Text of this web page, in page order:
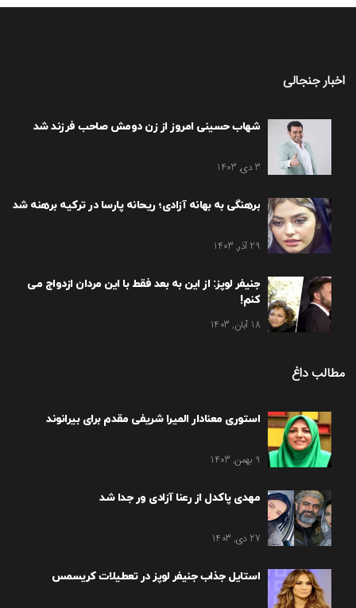
اخبار جنجالی
شهاب حسینی امروز از زن دومش صاحب فرزند شد
3 دی, 1403
برهنگی به بهانه آزادی؛ ریحانه پارسا در ترکیه برهنه شد
29 آذر, 1403
جنیفر لوپز: از این به بعد فقط با این مردان ازدواج می
کنم!
18 آبان, 1403
مطالب داغ
استوری معنادار المیرا شریفی مقدم برای بیرانوند
9 بهمن, 1403
مهدی پاکدل از رعنا آزادی ور جدا شد
27 دی, 1403
استایل جذاب جنیفر لوپز در تعطیلات کریسمس